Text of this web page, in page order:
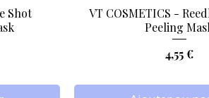
Shot
Aperçu
VT COSMETICS -
Peeling
Prix
4,55 €